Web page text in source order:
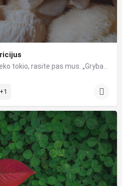
+1